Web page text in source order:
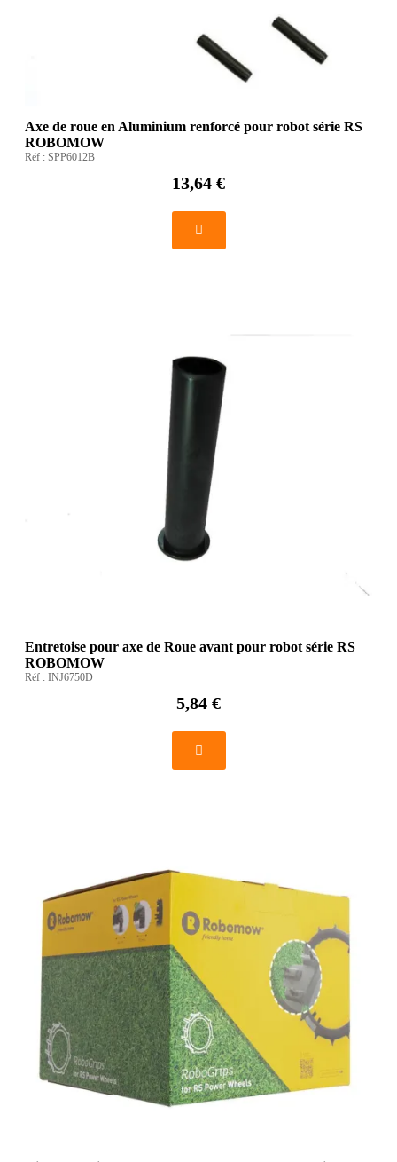
Axe de roue en Aluminium renforcé pour robot série RS
ROBOMOW
Réf : SPP6012B
13,64 €
Entretoise pour axe de Roue avant pour robot série RS
ROBOMOW
Réf : INJ6750D
5,84 €